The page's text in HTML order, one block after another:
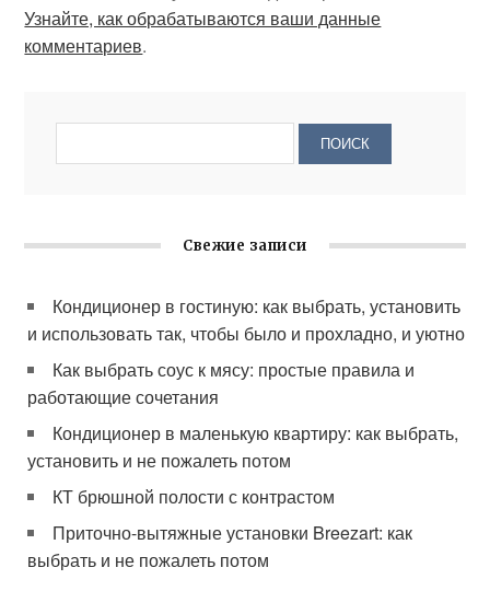
Узнайте, как обрабатываются ваши данные
комментариев.
Свежие записи
Кондиционер в гостиную: как выбрать, установить
и использовать так, чтобы было и прохладно, и уютно
Как выбрать соус к мясу: простые правила и
работающие сочетания
Кондиционер в маленькую квартиру: как выбрать,
установить и не пожалеть потом
КТ брюшной полости с контрастом
Приточно-вытяжные установки Breezart: как
выбрать и не пожалеть потом